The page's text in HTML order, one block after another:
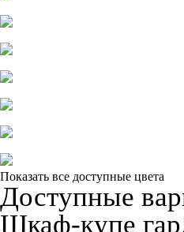
Показать все доступные цвета
Доступные
Шкаф-купе